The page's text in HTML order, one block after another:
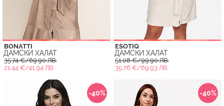
BONATTI
ДАМСКИ ХАЛАТ
35.74 €/69.90 ЛВ.
21.44 €/41.94 ЛВ.
ESOTIQ
ДАМСКИ ХАЛАТ
51.08 €/99.90 ЛВ.
35.76 €/69.93 ЛВ.
-40% -40%